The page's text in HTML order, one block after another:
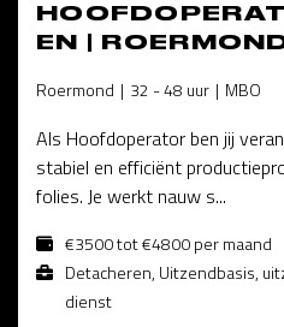
EN |
Roermond 32 - 48 uur MBO
Als Hoofdoperator ben jij
stabiel en efficiënt
folies. Je werkt nauw s...
€3500 tot €4800 per maand
Detacheren, Uitzendbasis,
dienst